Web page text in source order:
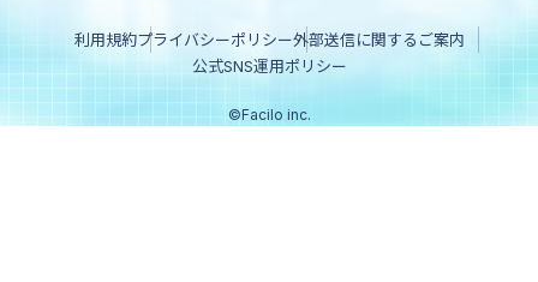
利用規約プライバシーポリシー外部送信に関するご案内
公式SNS運用ポリシー
©Facilo inc.